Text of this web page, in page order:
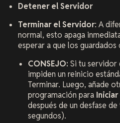
Detener el Servidor
Terminar el Servidor: A
normal, esto apaga
esperar a que los
CONSEJO: Si tu servidor
impiden un reinicio
Terminar. Luego, añade
programación para Iniciar
después de un desfase
segundos).